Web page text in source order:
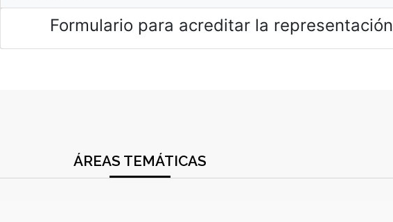
Formulario para acreditar la representación
ÁREAS TEMÁTICAS